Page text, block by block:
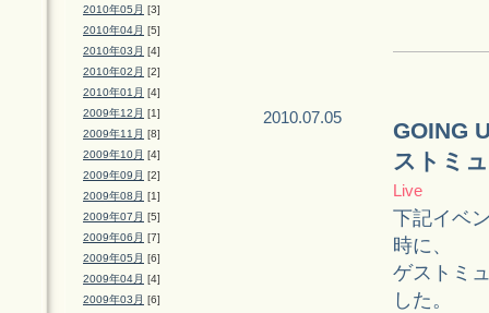
2010年05月 [3]
2010年04月 [5]
2010年03月 [4]
2010年02月 [2]
2010年01月 [4]
2009年12月 [1]
2009年11月 [8]
2009年10月 [4]
2009年09月 [2]
2009年08月 [1]
2009年07月 [5]
2009年06月 [7]
2009年05月 [6]
2009年04月 [4]
2009年03月 [6]
2010.07.05
GOING
ストミ
Live
下記イベ
時に、
ゲストミ
した。